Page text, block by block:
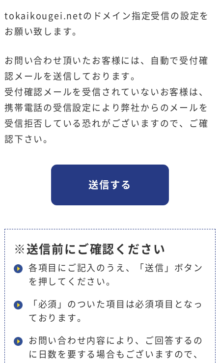
tokaikougei.netのドメイン指定受信の設定を
お願い致します。
お問い合わせ頂いたお客様には、自動で受付確
認メールを送信しております。
受付確認メールを受信されていないお客様は、
携帯電話の受信設定により弊社からのメールを
受信拒否している恐れがございますので、ご確
認下さい。
※送信前にご確認ください
各項目にご記入のうえ、「送信」ボタン
を押してください。
「必須」のついた項目は必須項目となっ
ております。
お問い合わせ内容により、ご回答するの
に日数を要する場合もございますので、